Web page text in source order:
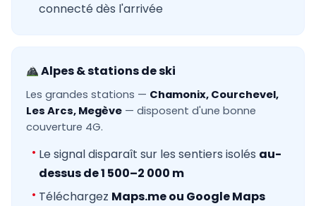
connecté dès l'arrivée
Alpes & stations de ski
Les grandes stations — Chamonix, Courchevel,
Les Arcs, Megève — disposent d'une bonne
couverture 4G.
Le signal disparaît sur les sentiers isolés au-
dessus de 1 500–2 000 m
Téléchargez Maps.me ou Google Maps